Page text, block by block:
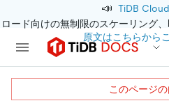
📣 TiDB
ード向けの無制限のスケーリング
原文はこちらから
このページ